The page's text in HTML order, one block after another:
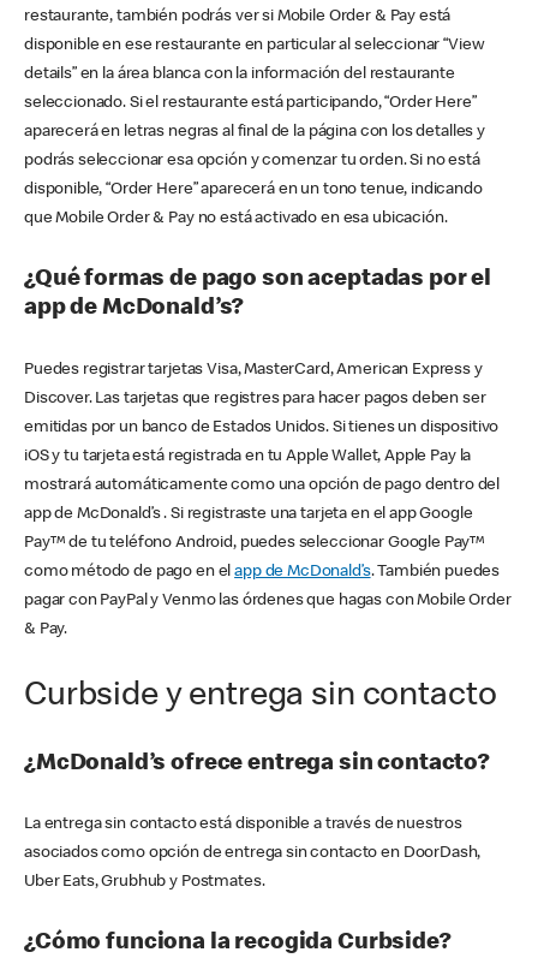
restaurante, también podrás ver si Mobile Order & Pay está
disponible en ese restaurante en particular al seleccionar “View
details” en la área blanca con la información del restaurante
seleccionado. Si el restaurante está participando, “Order Here”
aparecerá en letras negras al final de la página con los detalles y
podrás seleccionar esa opción y comenzar tu orden. Si no está
disponible, “Order Here” aparecerá en un tono tenue, indicando
que Mobile Order & Pay no está activado en esa ubicación.
¿Qué formas de pago son aceptadas por el
app de McDonald’s?
Puedes registrar tarjetas Visa, MasterCard, American Express y
Discover. Las tarjetas que registres para hacer pagos deben ser
emitidas por un banco de Estados Unidos. Si tienes un dispositivo
iOS y tu tarjeta está registrada en tu Apple Wallet, Apple Pay la
mostrará automáticamente como una opción de pago dentro del
app de McDonald’s . Si registraste una tarjeta en el app Google
Pay™ de tu teléfono Android, puedes seleccionar Google Pay™
como método de pago en elapp de McDonald’s. También puedes
pagar con PayPal y Venmo las órdenes que hagas con Mobile Order
& Pay.
Curbside y entrega sin contacto
¿McDonald’s ofrece entrega sin contacto?
La entrega sin contacto está disponible a través de nuestros
asociados como opción de entrega sin contacto en DoorDash,
Uber Eats, Grubhub y Postmates.
¿Cómo funciona la recogida Curbside?